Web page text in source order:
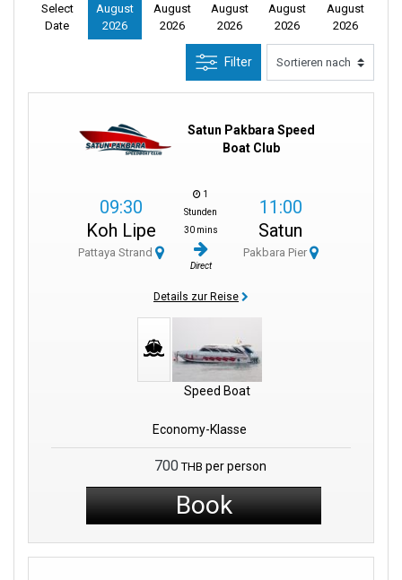
Select
Date
August
2026
August
2026
August
2026
August
2026
August
2026
Filter
Satun Pakbara Speed
Boat Club
09:30
Koh Lipe
Pattaya Strand
1
Stunden
30 mins
Direct
11:00
Satun
Pakbara Pier
Details zur Reise
Speed Boat
Economy-Klasse
700 THB per person
Book